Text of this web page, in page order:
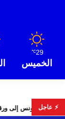
29
℃
الخميس
⚡ عاجل هل